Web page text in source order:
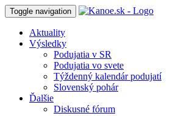
Toggle navigation
Aktuality
Výsledky
Podujatia v SR
Podujatia vo svete
Týždenný kalendár podujatí
Slovenský pohár
Ďalšie
Diskusné fórum